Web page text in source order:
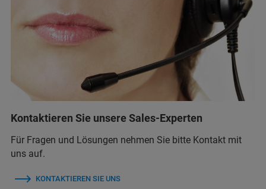
Kontaktieren Sie unsere Sales-Experten
Für Fragen und Lösungen nehmen Sie bitte Kontakt mit
uns auf.
KONTAKTIEREN SIE UNS